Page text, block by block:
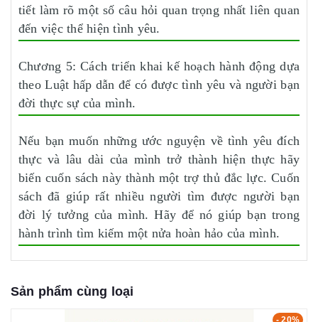
tiết làm rõ một số câu hỏi quan trọng nhất liên quan
đến việc thể hiện tình yêu.
Chương 5: Cách triển khai kế hoạch hành động dựa
theo Luật hấp dẫn để có được tình yêu và người bạn
đời thực sự của mình.
Nếu bạn muốn những ước nguyện về tình yêu đích
thực và lâu dài của mình trở thành hiện thực hãy
biến cuốn sách này thành một trợ thủ đắc lực. Cuốn
sách đã giúp rất nhiều người tìm được người bạn
đời lý tưởng của mình. Hãy để nó giúp bạn trong
hành trình tìm kiếm một nửa hoàn hảo của mình.
Sản phẩm cùng loại